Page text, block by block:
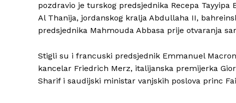
pozdravio je turskog predsjednika Recepa
Al Thanija, jordanskog kralja Abdullaha II,
predsjednika Mahmouda Abbasa prije otvaranja
Stigli su i francuski predsjednik Emmanuel
kancelar Friedrich Merz, italijanska premijerka
Sharif i saudijski ministar vanjskih poslova princ